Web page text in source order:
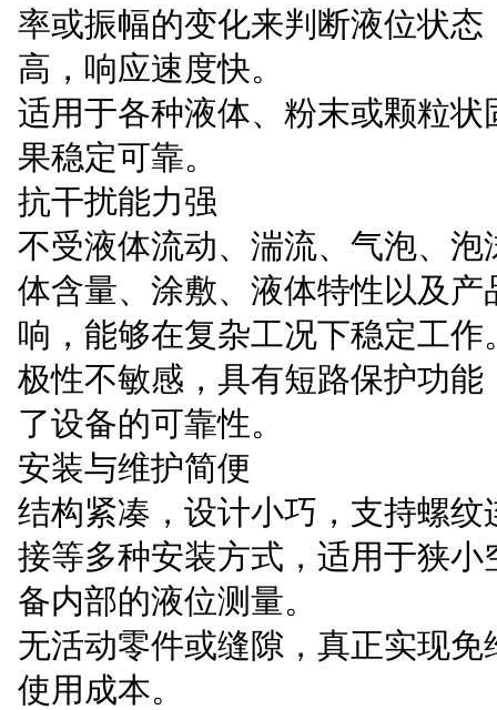
率或振幅的变化来判断液位状态
高，响应速度快。
适用于各种液体、粉末或颗粒状
果稳定可靠。
抗干扰能力强
不受液体流动、湍流、气泡、泡
体含量、涂敷、液体特性以及产
响，能够在复杂工况下稳定工作
极性不敏感，具有短路保护功能
了设备的可靠性。
安装与维护简便
结构紧凑，设计小巧，支持螺纹
接等多种安装方式，适用于狭小
备内部的液位测量。
无活动零件或缝隙，真正实现免
使用成本。